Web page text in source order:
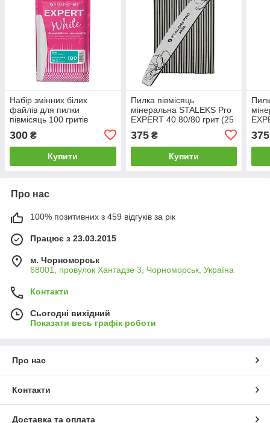
Набір змінних білих
файлів для пилки
півмісяць 100 гритів
STALEKS PRO EXPERT 42
50 шт DFE-42-100w
300 ₴
Купити
Пилка півмісяць
мінеральна STALEKS Pro
EXPERT 40 80/80 грит (25
375₴
Купити
375
Про нас
100% позитивних з 459 відгуків за рік
Працює з 23.03.2015
м. Чорноморськ
68001, провулок Хантадзе 3, Чорноморськ, Україна
Контакти
Сьогодні вихідний
Показати весь графік роботи
Про нас
Контакти
Доставка та оплата